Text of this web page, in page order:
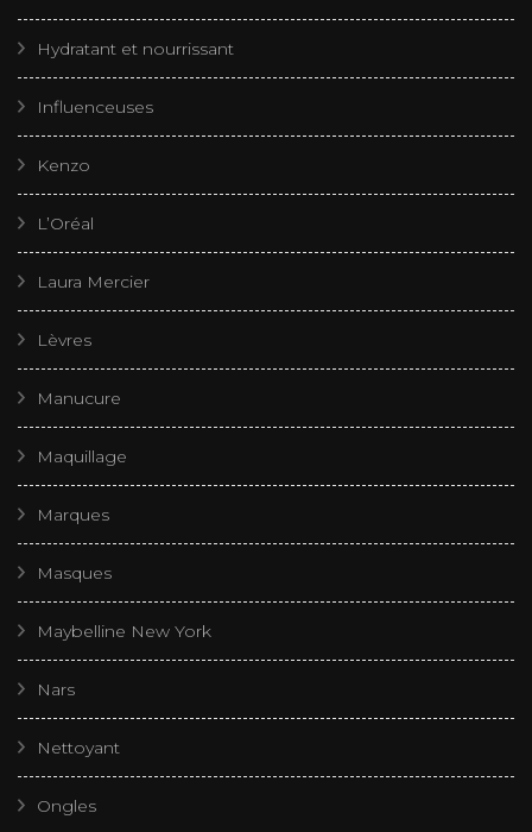
Hydratant et nourrissant
Influenceuses
Kenzo
L’Oréal
Laura Mercier
Lèvres
Manucure
Maquillage
Marques
Masques
Maybelline New York
Nars
Nettoyant
Ongles